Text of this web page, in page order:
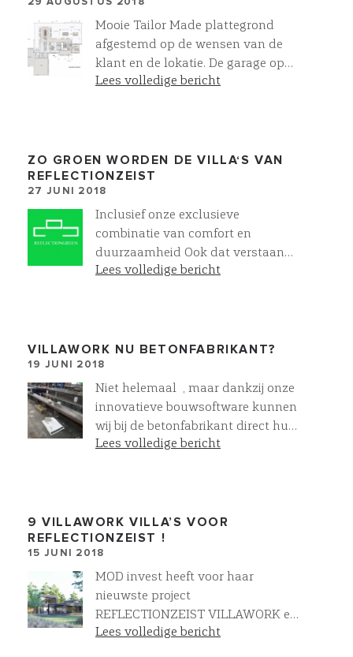
Mooie Tailor Made plattegrond
afgestemd op de wensen van de
klant en de lokatie. De garage op
deze wijze VOOR je villa ontwerpen
Lees volledige bericht
ZO GROEN WORDEN DE VILLA‘S VAN
REFLECTIONZEIST
27 JUNI 2018
Inclusief onze exclusieve
combinatie van comfort en
duurzaamheid Ook dat verstaan
wij onder easy living ! Lees er meer
Lees volledige bericht
VILLAWORK NU BETONFABRIKANT?
19 JUNI 2018
Niet helemaal , maar dankzij onze
innovatieve bouwsoftware kunnen
wij bij de betonfabrikant direct hun
machines aansturen en zelf onze
faalkosten, geen lange levertijden !
Anders denken & anders doen geeft
Meer en soms ook Minder !
Lees volledige bericht
9 VILLAWORK VILLA’S VOOR
REFLECTIONZEIST !
15 JUNI 2018
MOD invest heeft voor haar
nieuwste project
REFLECTIONZEIST VILLAWORK en
architectenbureau wUrck gevraagd
Lees volledige bericht